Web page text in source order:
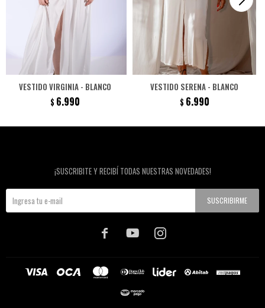
VESTIDO VIRGINIA - BLANCO
$ 6.990
VESTIDO SERENA - BLANCO
$ 6.990
¡SUSCRIBITE Y RECIBÍ TODAS NUESTRAS NOVEDADES!
SUSCRIBIRME
  